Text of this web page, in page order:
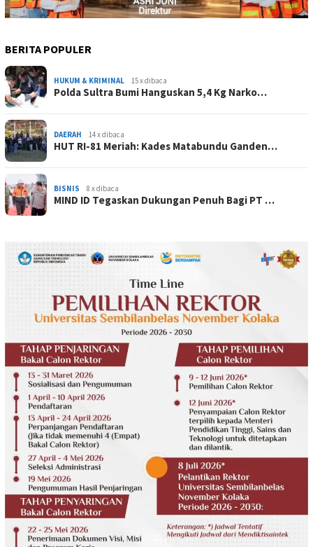
BERITA POPULER
HUKUM & KRIMINAL 15 x dibaca
Polda Sultra Bumi Hanguskan 5,4 Kg Narko…
DAERAH 14 x dibaca
HUT RI-81 Meriah: Kades Matabundu Ganden…
BISNIS 8 x dibaca
MIND ID Tegaskan Dukungan Penuh Bagi PT …